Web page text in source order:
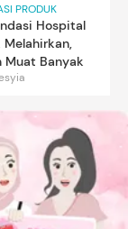
PRODUK
Hospital
Melahirkan,
Muat Banyak